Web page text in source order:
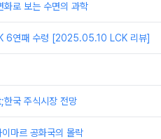
로 보는 수면의 과학
6연패 수렁 [2025.05.10 LCK 리뷰]
국 주식시장 전망
마르 공화국의 몰락